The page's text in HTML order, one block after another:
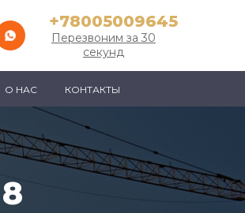
+78005009645
Перезвоним за 30
секунд
О НАС КОНТАКТЫ
8